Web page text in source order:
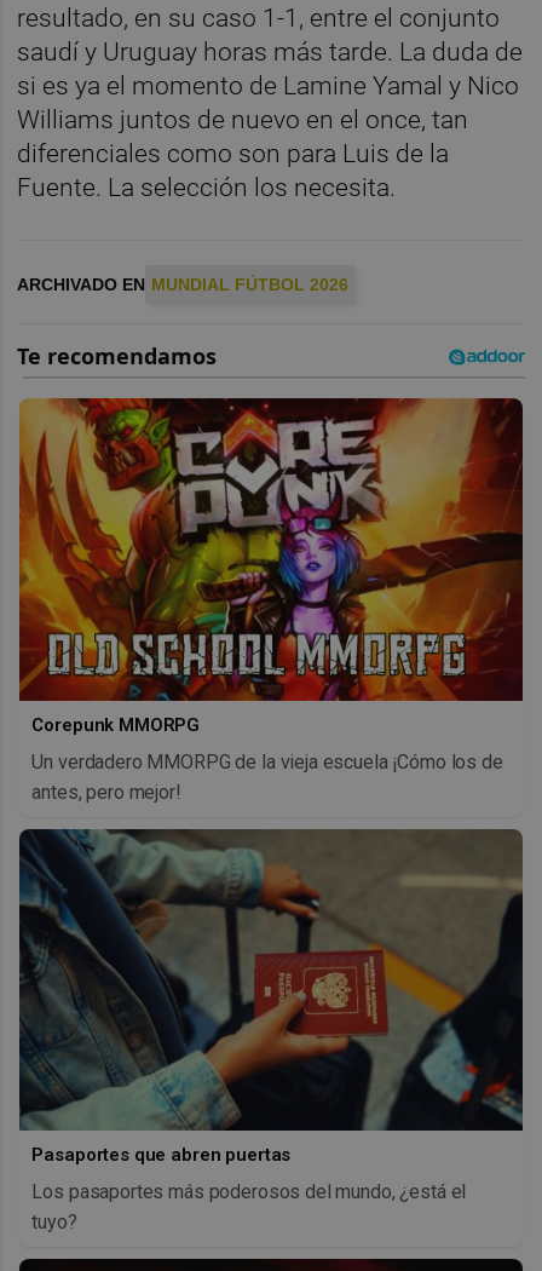
resultado, en su caso 1-1, entre el conjunto
saudí y Uruguay horas más tarde. La duda de
si es ya el momento de Lamine Yamal y Nico
Williams juntos de nuevo en el once, tan
diferenciales como son para Luis de la
Fuente. La selección los necesita.
ARCHIVADO EN MUNDIAL FÚTBOL 2026
Corepunk MMORPG
Un verdadero MMORPG de la vieja escuela ¡Cómo los de
antes, pero mejor!
Pasaportes que abren puertas
Los pasaportes más poderosos del mundo, ¿está el
tuyo?